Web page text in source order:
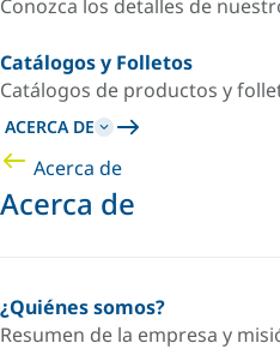
Conozca los detalles de
Catálogos y Folletos
Catálogos de productos y
ACERCA DE
Acerca de
Acerca de
¿Quiénes somos?
Resumen de la empresa y